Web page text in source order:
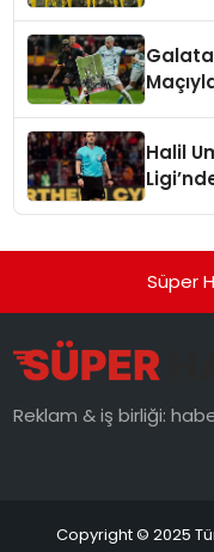
Halil
Süper
Reklam & iş birliği:
Copyright © 2025